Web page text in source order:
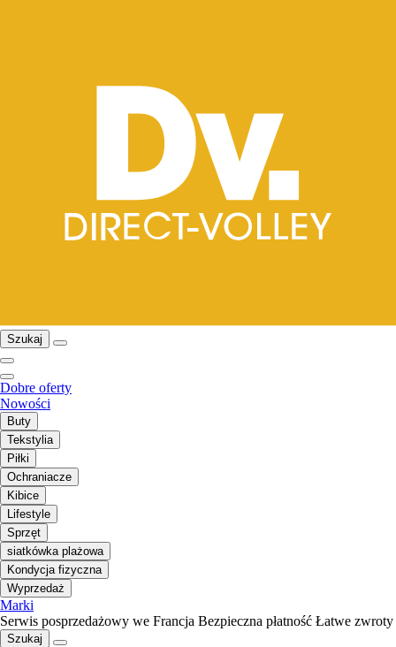
Szukaj
Dobre oferty
Nowości
Buty
Tekstylia
Piłki
Ochraniacze
Kibice
Lifestyle
Sprzęt
siatkówka plażowa
Kondycja fizyczna
Wyprzedaż
Marki
Serwis posprzedażowy we Francja Bezpieczna płatność Łatwe zwroty
Szukaj